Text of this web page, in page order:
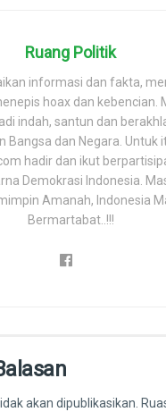
Ruang Politik
informasi dan fakta,
hoax dan kebencian.
indah, santun dan
Bangsa dan Negara. Untuk
hadir dan ikut
Demokrasi Indonesia.
Amanah, Indonesia
Bermartabat..!!!
akan dipublikasikan.